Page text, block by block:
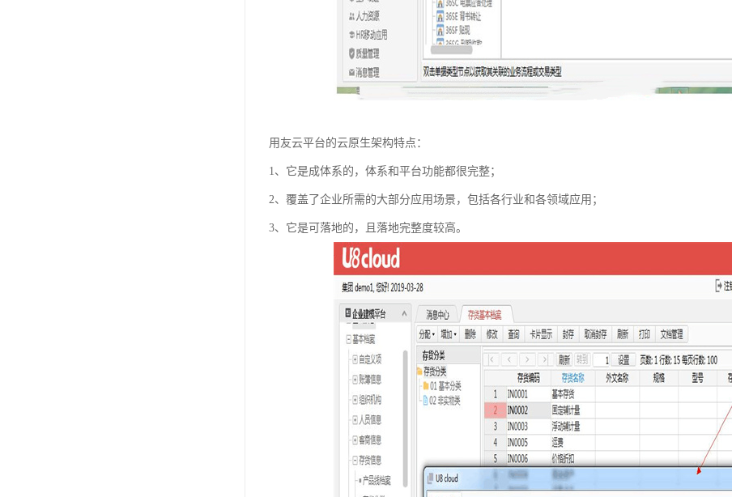
用友云平台的云原生架构特点：
1、它是成体系的，体系和平台功能都很完整；
2、覆盖了企业所需的大部分应用场景，包括各行业和各领域应用；
3、它是可落地的，且落地完整度较高。